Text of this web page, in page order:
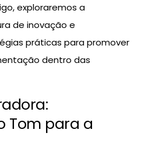
exploraremos a
de inovação e
práticas para promover
dentro das
Tom para a